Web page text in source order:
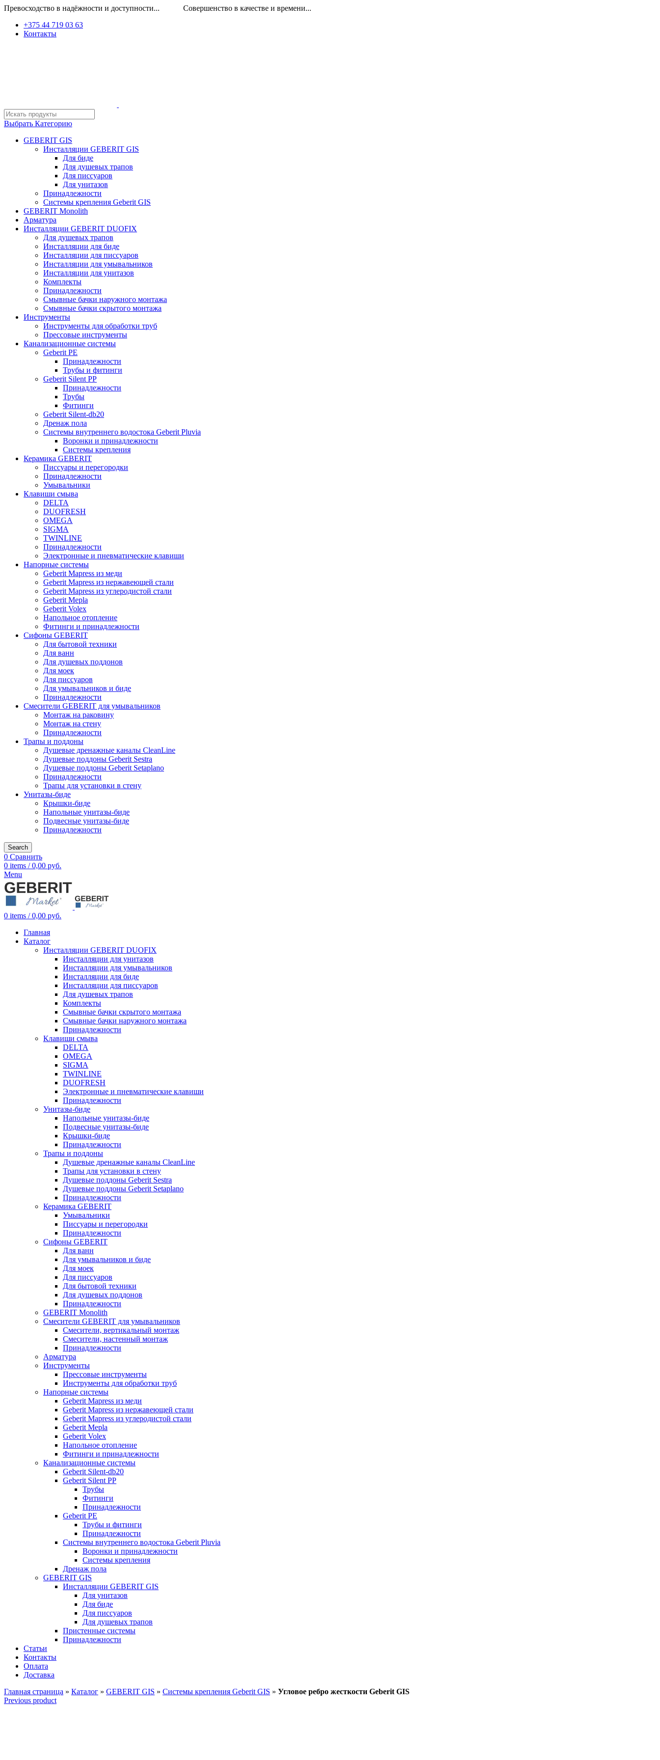
Превосходство в надёжности и доступности... Совершенство в качестве и времени...
+375 44 719 03 63
Контакты
Выбрать Категорию
GEBERIT GIS
Инсталляции GEBERIT GIS
Для биде
Для душевых трапов
Для писсуаров
Для унитазов
Принадлежности
Системы крепления Geberit GIS
GEBERIT Monolith
Арматура
Инсталляции GEBERIT DUOFIX
Для душевых трапов
Инсталляции для биде
Инсталляции для писсуаров
Инсталляции для умывальников
Инсталляции для унитазов
Комплекты
Принадлежности
Смывные бачки наружного монтажа
Смывные бачки скрытого монтажа
Инструменты
Инструменты для обработки труб
Прессовые инструменты
Канализационные системы
Geberit PE
Принадлежности
Трубы и фитинги
Geberit Silent PP
Принадлежности
Трубы
Фитинги
Geberit Silent-db20
Дренаж пола
Системы внутреннего водостока Geberit Pluvia
Воронки и принадлежности
Системы крепления
Керамика GEBERIT
Писсуары и перегородки
Принадлежности
Умывальники
Клавиши смыва
DELTA
DUOFRESH
OMEGA
SIGMA
TWINLINE
Принадлежности
Электронные и пневматические клавиши
Напорные системы
Geberit Mapress из меди
Geberit Mapress из нержавеющей стали
Geberit Mapress из углеродистой стали
Geberit Mepla
Geberit Volex
Напольное отопление
Фитинги и принадлежности
Сифоны GEBERIT
Для бытовой техники
Для ванн
Для душевых поддонов
Для моек
Для писсуаров
Для умывальников и биде
Принадлежности
Смесители GEBERIT для умывальников
Монтаж на раковину
Монтаж на стену
Принадлежности
Трапы и поддоны
Душевые дренажные каналы CleanLine
Душевые поддоны Geberit Sestra
Душевые поддоны Geberit Setaplano
Принадлежности
Трапы для установки в стену
Унитазы-биде
Крышки-биде
Напольные унитазы-биде
Подвесные унитазы-биде
Принадлежности
Search
0 Сравнить
0 items / 0,00 руб.
Menu
0 items / 0,00 руб.
Главная
Каталог
Инсталляции GEBERIT DUOFIX
Инсталляции для унитазов
Инсталляции для умывальников
Инсталляции для биде
Инсталляции для писсуаров
Для душевых трапов
Комплекты
Смывные бачки скрытого монтажа
Смывные бачки наружного монтажа
Принадлежности
Клавиши смыва
DELTA
OMEGA
SIGMA
TWINLINE
DUOFRESH
Электронные и пневматические клавиши
Принадлежности
Унитазы-биде
Напольные унитазы-биде
Подвесные унитазы-биде
Крышки-биде
Принадлежности
Трапы и поддоны
Душевые дренажные каналы CleanLine
Трапы для установки в стену
Душевые поддоны Geberit Sestra
Душевые поддоны Geberit Setaplano
Принадлежности
Керамика GEBERIT
Умывальники
Писсуары и перегородки
Принадлежности
Сифоны GEBERIT
Для ванн
Для умывальников и биде
Для моек
Для писсуаров
Для бытовой техники
Для душевых поддонов
Принадлежности
GEBERIT Monolith
Смесители GEBERIT для умывальников
Смесители, вертикальный монтаж
Смесители, настенный монтаж
Принадлежности
Арматура
Инструменты
Прессовые инструменты
Инструменты для обработки труб
Напорные системы
Geberit Mapress из меди
Geberit Mapress из нержавеющей стали
Geberit Mapress из углеродистой стали
Geberit Mepla
Geberit Volex
Напольное отопление
Фитинги и принадлежности
Канализационные системы
Geberit Silent-db20
Geberit Silent PP
Трубы
Фитинги
Принадлежности
Geberit PE
Трубы и фитинги
Принадлежности
Системы внутреннего водостока Geberit Pluvia
Воронки и принадлежности
Системы крепления
Дренаж пола
GEBERIT GIS
Инсталляции GEBERIT GIS
Для унитазов
Для биде
Для писсуаров
Для душевых трапов
Пристенные системы
Принадлежности
Статьи
Контакты
Оплата
Доставка
Главная страница » Каталог » GEBERIT GIS » Системы крепления Geberit GIS » Угловое ребро жесткости Geberit GIS
Previous product